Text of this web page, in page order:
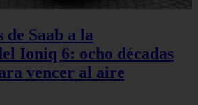
de Saab a la
Ioniq 6: ocho décadas
vencer al aire